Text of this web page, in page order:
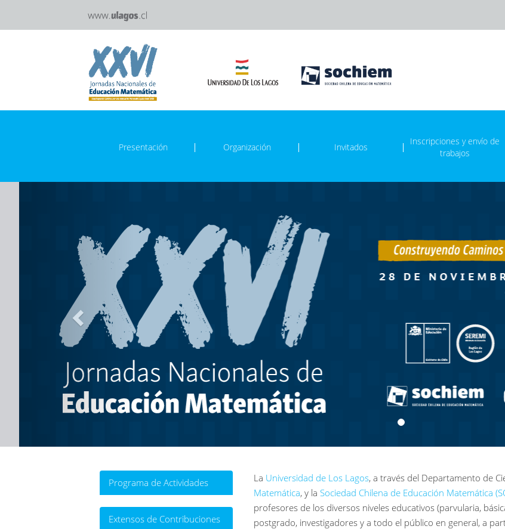
Presentación Organización Invitados
Inscripciones y envío de
trabajos
Programa de Actividades
Extensos de Contribuciones
La Universidad de Los Lagos, a través del Departamento de
Matemática, y la Sociedad Chilena de Educación Matemática
profesores de los diversos niveles educativos (parvularia,
postgrado, investigadores y a todo el público en general, a